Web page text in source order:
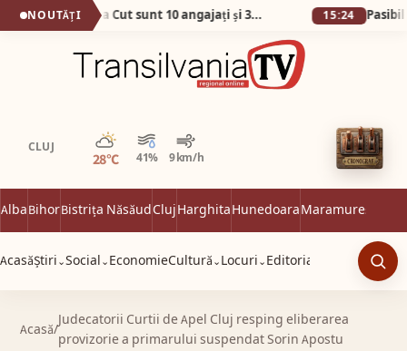
NOUTĂȚI No, așa da! La Primăria Cut sunt 10 angajați și 38 de abonamente la telefon! 15:24
CLUJ
28°C 41% 9 km/h
Parțial noros
AlbaBihorBistrița NăsăudClujHarghitaHunedoaraMaramureș
AcasăȘtiri ⌄Social ⌄ EconomieCultură ⌄ Locuri ⌄ Editorial
Acasă/
Judecatorii Curtii de Apel Cluj resping eliberarea
provizorie a primarului suspendat Sorin Apostu